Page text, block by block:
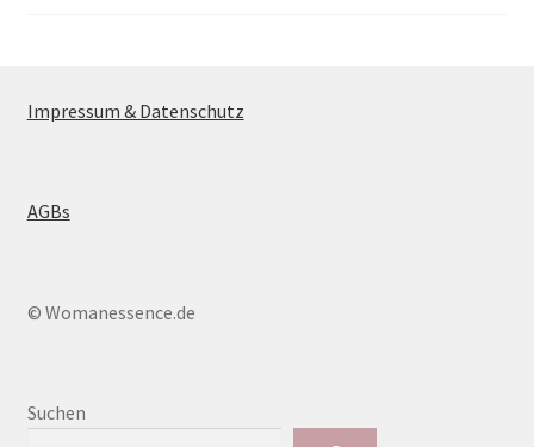
Impressum & Datenschutz
AGBs
© Womanessence.de
Suchen